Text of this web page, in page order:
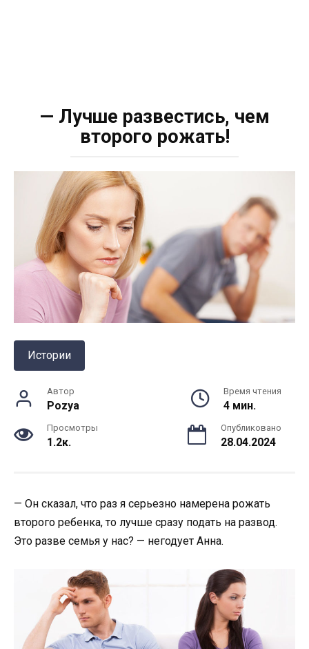
— Лучше развестись, чем
второго рожать!
Истории
Автор
Pozya
Время чтения
4 мин.
Просмотры
1.2к.
Опубликовано
28.04.2024
— Он сказал, что раз я серьезно намерена рожать
второго ребенка, то лучше сразу подать на развод.
Это разве семья у нас? — негодует Анна.